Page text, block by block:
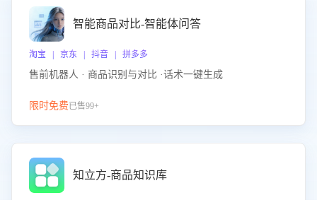
智能商品对比-智能体问答
淘宝 | 京东 | 抖音 | 拼多多
售前机器人 · 商品识别与对比 ·话术一键生成
限时免费已售99+
知立方-商品知识库